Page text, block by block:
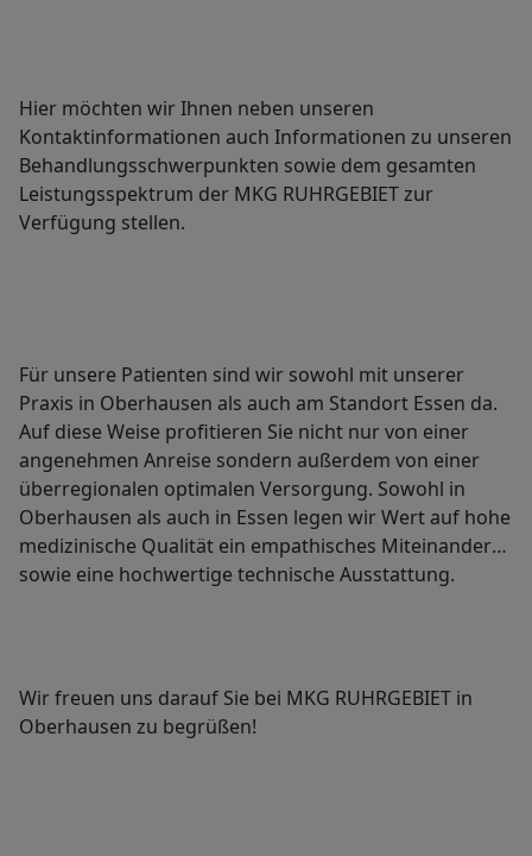
Hier möchten wir Ihnen neben unseren
Kontaktinformationen auch Informationen zu unseren
Behandlungsschwerpunkten sowie dem gesamten
Leistungsspektrum der MKG RUHRGEBIET zur
Verfügung stellen.
Für unsere Patienten sind wir sowohl mit unserer
Praxis in Oberhausen als auch am Standort Essen da.
Auf diese Weise profitieren Sie nicht nur von einer
angenehmen Anreise sondern außerdem von einer
überregionalen optimalen Versorgung. Sowohl in
Oberhausen als auch in Essen legen wir Wert auf hohe
medizinische Qualität ein empathisches Miteinander
sowie eine hochwertige technische Ausstattung.
Wir freuen uns darauf Sie bei MKG RUHRGEBIET in
Oberhausen zu begrüßen!